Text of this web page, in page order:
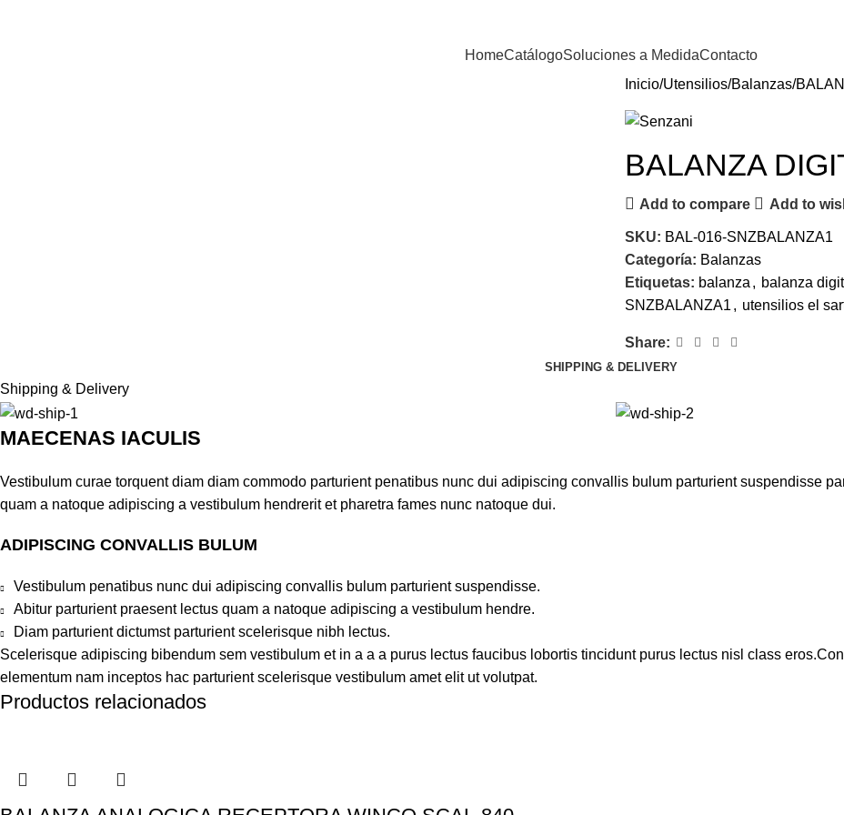
HomeCatálogoSoluciones a MedidaContacto
Inicio Utensilios Balanzas
BALANZA
Add to compare Add to
SKU: BAL-016-SNZBALANZA1
Categoría: Balanzas
Etiquetas: balanza , balanza
SNZBALANZA1 , utensilios el
Share:
SHIPPING & DELIVERY
Shipping & Delivery
MAECENAS IACULIS
Vestibulum curae torquent diam diam commodo parturient penatibus nunc dui adipiscing convallis bulum parturient suspendisse
quam a natoque adipiscing a vestibulum hendrerit et pharetra fames nunc natoque dui.
ADIPISCING CONVALLIS BULUM
Vestibulum penatibus nunc dui adipiscing convallis bulum parturient suspendisse.
Abitur parturient praesent lectus quam a natoque adipiscing a vestibulum hendre.
Diam parturient dictumst parturient scelerisque nibh lectus.
Scelerisque adipiscing bibendum sem vestibulum et in a a a purus lectus faucibus lobortis tincidunt purus lectus nisl class
elementum nam inceptos hac parturient scelerisque vestibulum amet elit ut volutpat.
Productos relacionados